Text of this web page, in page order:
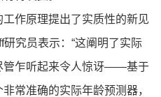
作原理提出了实质性的新见
究员表示：“这阐明了实际
管乍听起来令人惊讶——基于
常准确的实际年龄预测器，